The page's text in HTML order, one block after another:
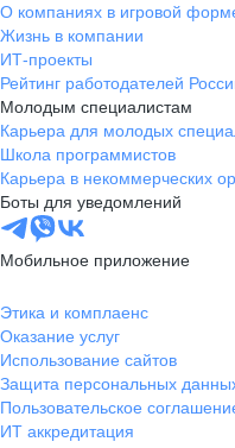
О компаниях в игровой
Жизнь в компании
ИТ-проекты
Рейтинг работодателей
Молодым специалистам
Карьера для молодых
Школа программистов
Карьера в некоммерческих
Боты для уведомлений
Мобильное приложение
Этика и комплаенс
Оказание услуг
Использование сайтов
Защита персональных
Пользовательское
ИТ аккредитация